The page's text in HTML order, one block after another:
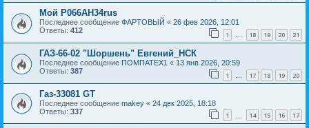
Мой Р066АН34rus
Последнее сообщение ФАРТОВЫЙ « 26 фев 2026, 12:01
Ответы: 412 1 … 18 19 20 21
ГАЗ-66-02 "Шоршень" Евгений_НСК
Последнее сообщение ПОМПАТЕХ1 « 13 янв 2026, 20:59
Ответы: 387 1 … 17 18 19 20
Газ-33081 GT
Последнее сообщение makey « 24 дек 2025, 18:18
Ответы: 337 1 14 15 16 17